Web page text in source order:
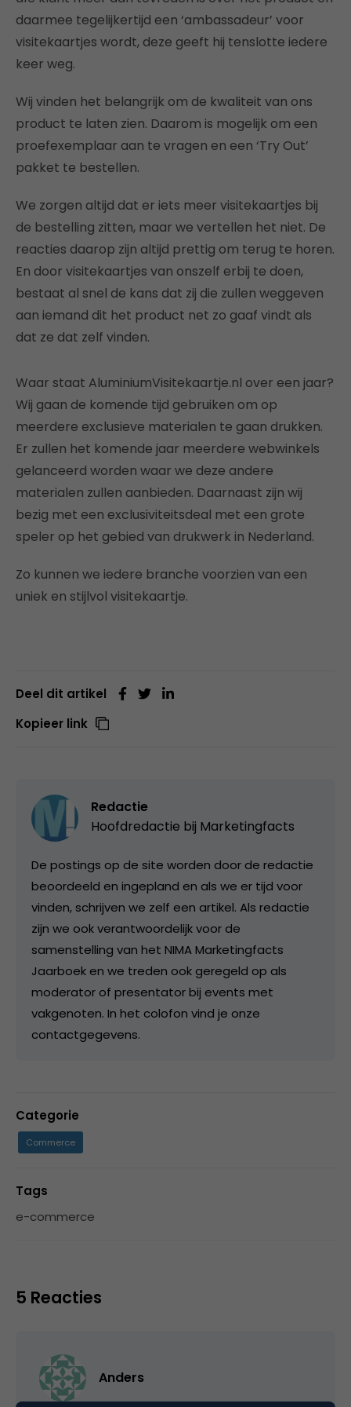
daarmee tegelijkertijd een ‘ambassadeur’ voor
visitekaartjes wordt, deze geeft hij tenslotte iedere
keer weg.
Wij vinden het belangrijk om de kwaliteit van ons
product te laten zien. Daarom is mogelijk om een
proefexemplaar aan te vragen en een ‘Try Out’
pakket te bestellen.
We zorgen altijd dat er iets meer visitekaartjes bij
de bestelling zitten, maar we vertellen het niet. De
reacties daarop zijn altijd prettig om terug te horen.
En door visitekaartjes van onszelf erbij te doen,
bestaat al snel de kans dat zij die zullen weggeven
aan iemand dit het product net zo gaaf vindt als
dat ze dat zelf vinden.
Waar staat AluminiumVisitekaartje.nl over een jaar?
Wij gaan de komende tijd gebruiken om op
meerdere exclusieve materialen te gaan drukken.
Er zullen het komende jaar meerdere webwinkels
gelanceerd worden waar we deze andere
materialen zullen aanbieden. Daarnaast zijn wij
bezig met een exclusiviteitsdeal met een grote
speler op het gebied van drukwerk in Nederland.
Zo kunnen we iedere branche voorzien van een
uniek en stijlvol visitekaartje.
Deel dit artikel
Kopieer link
Redactie
Hoofdredactie bij Marketingfacts
De postings op de site worden door de redactie
beoordeeld en ingepland en als we er tijd voor
vinden, schrijven we zelf een artikel. Als redactie
zijn we ook verantwoordelijk voor de
samenstelling van het NIMA Marketingfacts
Jaarboek en we treden ook geregeld op als
moderator of presentator bij events met
vakgenoten. In het colofon vind je onze
contactgegevens.
Categorie
Commerce
Tags
e-commerce
5 Reacties
Anders